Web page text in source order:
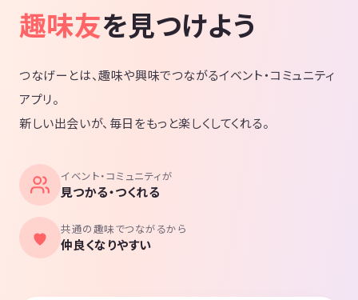
趣味友を見つけよう
つなげーとは、趣味や興味でつながるイベント・コミュニティ
アプリ。
新しい出会いが、毎日をもっと楽しくしてくれる。
イベント・コミュニティが
見つかる・つくれる
共通の趣味でつながるから
仲良くなりやすい